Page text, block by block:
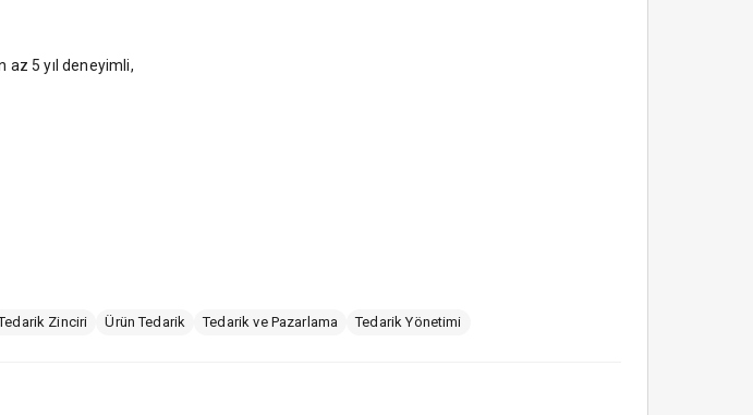
az 5 yıl deneyimli,
Zinciri Ürün Tedarik Tedarik ve Pazarlama Tedarik Yönetimi